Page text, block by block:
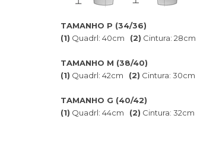
TAMANHO P (34/36)
(1) Quadrl: 40cm (2) Cintura: 28cm
TAMANHO M (38/40)
(1) Quadrl: 42cm (2) Cintura: 30cm
TAMANHO G (40/42)
(1) Quadrl: 44cm (2) Cintura: 32cm